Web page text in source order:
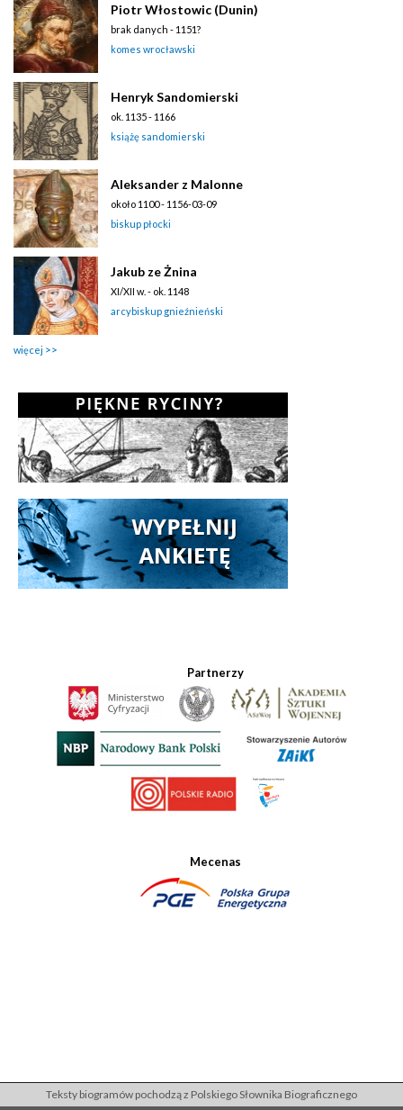
Piotr Włostowic (Dunin)
brak danych - 1151?
komes wrocławski
Henryk Sandomierski
ok. 1135 - 1166
książę sandomierski
Aleksander z Malonne
około 1100 - 1156-03-09
biskup płocki
Jakub ze Żnina
XI/XII w. - ok. 1148
arcybiskup gnieźnieński
więcej
Partnerzy
Mecenas
Teksty biogramów pochodzą z Polskiego Słownika Biograficznego